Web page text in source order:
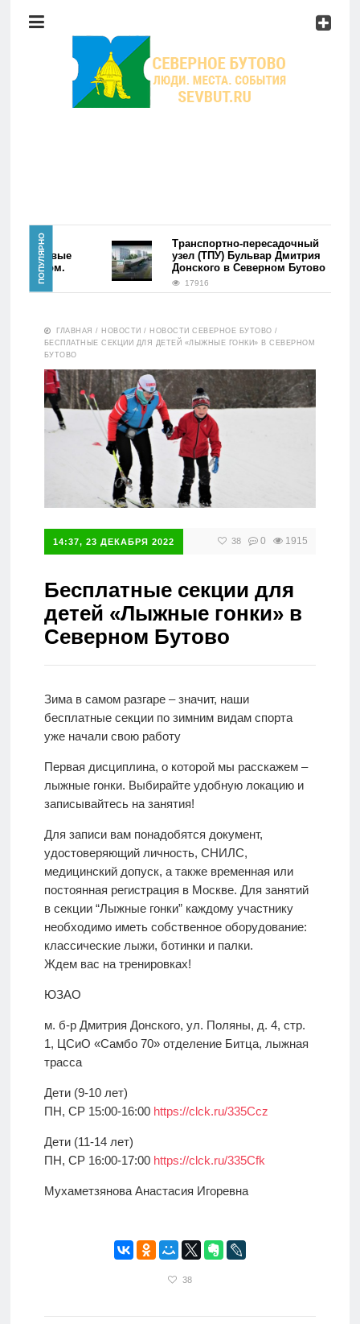
Район
Мероприятия
Главная
Новости
Мероприятия
Справочник
ПОПУЛЯРНО
Первые
фэйком.
Транспортно-пересадочный
узел (ТПУ) Бульвар Дмитрия
Донского в Северном Бутово
17916
ГЛАВНАЯ / НОВОСТИ / НОВОСТИ СЕВЕРНОЕ БУТОВО /
БЕСПЛАТНЫЕ СЕКЦИИ ДЛЯ ДЕТЕЙ «ЛЫЖНЫЕ ГОНКИ» В СЕВЕРНОМ
БУТОВО
14:37, 23 ДЕКАБРЯ 2022 38 0 1915
Бесплатные секции для
детей «Лыжные гонки» в
Северном Бутово
Зима в самом разгаре – значит, наши
бесплатные секции по зимним видам спорта
уже начали свою работу
Первая дисциплина, о которой мы расскажем –
лыжные гонки. Выбирайте удобную локацию и
записывайтесь на занятия!
Для записи вам понадобятся документ,
удостоверяющий личность, СНИЛС,
медицинский допуск, а также временная или
постоянная регистрация в Москве. Для занятий
в секции “Лыжные гонки” каждому участнику
необходимо иметь собственное оборудование:
классические лыжи, ботинки и палки.
Ждем вас на тренировках!
ЮЗАО
м. б-р Дмитрия Донского, ул. Поляны, д. 4, стр.
1, ЦСиО «Самбо 70» отделение Битца, лыжная
трасса
Дети (9-10 лет)
ПН, СР 15:00-16:00 https://clck.ru/335Ccz
Дети (11-14 лет)
ПН, СР 16:00-17:00 https://clck.ru/335Cfk
Мухаметзянова Анастасия Игоревна
38